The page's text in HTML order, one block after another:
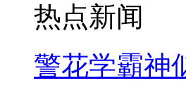
热点新闻
警花学霸神